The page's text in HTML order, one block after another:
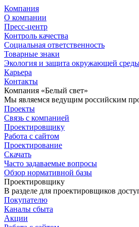
Компания
О компании
Пресс-центр
Контроль качества
Социальная ответственность
Товарные знаки
Экология и защита окружающей
Карьера
Контакты
Компания «Белый свет»
Мы являемся ведущим российским
Проекты
Связь с компанией
Проектировщику
Работа с сайтом
Проектирование
Скачать
Часто задаваемые вопросы
Обзор нормативной базы
Проектировщику
В разделе для проектировщиков
Покупателю
Каналы сбыта
Акции